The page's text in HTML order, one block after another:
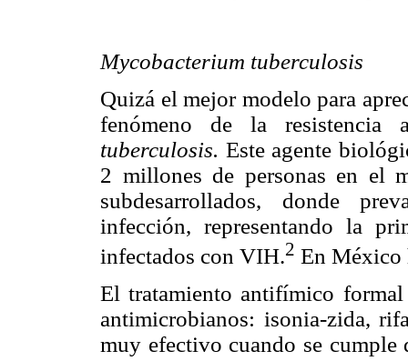
Mycobacterium tuberculosis
Quizá el mejor modelo para
fenómeno de la
tuberculosis. Este agente
2 millones de personas en el
subdesarrollados, donde
infección, representando la
infectados con VIH.2 En México
El tratamiento antifímico formal
antimicrobianos: isonia-zida,
muy efectivo cuando se